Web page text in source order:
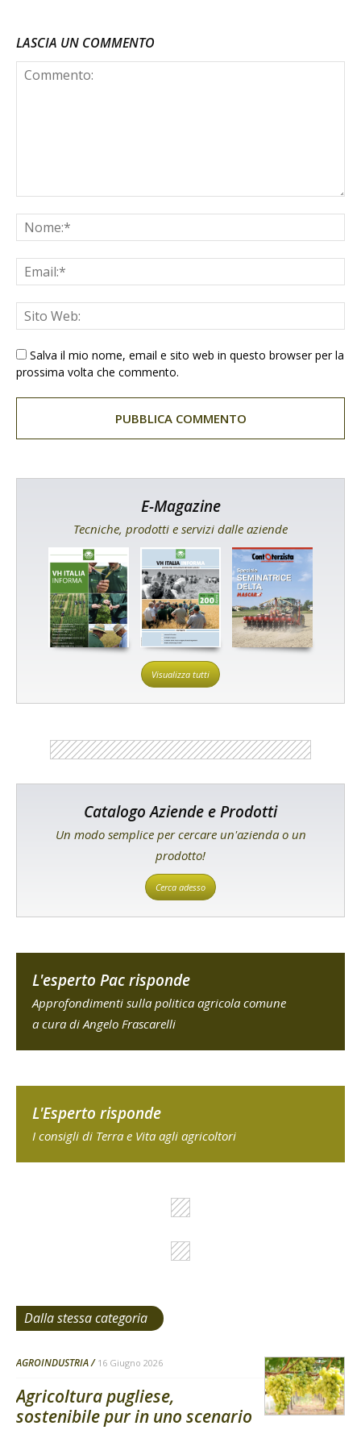
LASCIA UN COMMENTO
Salva il mio nome, email e sito web in questo browser per la
prossima volta che commento.
E-Magazine
Tecniche, prodotti e servizi dalle aziende
Visualizza tutti
Catalogo Aziende e Prodotti
Un modo semplice per cercare un'azienda o un
prodotto!
Cerca adesso
L'esperto Pac risponde
Approfondimenti sulla politica agricola comune
a cura di Angelo Frascarelli
L'Esperto risponde
I consigli di Terra e Vita agli agricoltori
Dalla stessa categoria
AGROINDUSTRIA 16 Giugno 2026
Agricoltura pugliese,
sostenibile pur in uno scenario